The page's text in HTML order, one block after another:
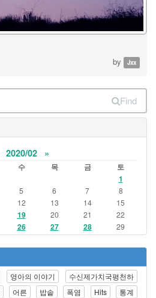
by Jxx
Find
2020/02 »
수 목 금
토
1
5 6 7
8
12 13 14
15
19 20 21
22
26 27 28 29
영아의 이야기
수신제가치국평천하
어른 밥솥 폭염 Hits
통계